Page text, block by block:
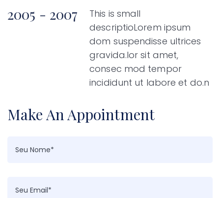
2005 - 2007
This is small
descriptioLorem ipsum
dom suspendisse ultrices
gravida.lor sit amet,
consec mod tempor
incididunt ut labore et do.n
Make An Appointment